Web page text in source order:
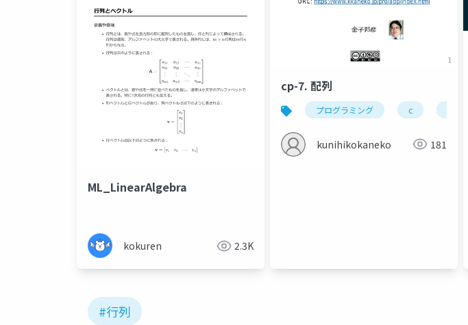
ML_LinearAlgebra
kokuren 2.3K
cp-7. 配列
プログラミング c
kunihikokaneko 181
#行列